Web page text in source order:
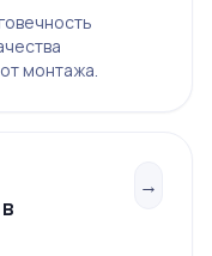
монтажа.
→